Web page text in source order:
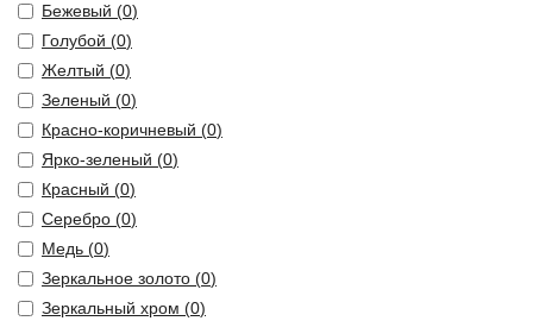
Бежевый (0)
Голубой (0)
Желтый (0)
Зеленый (0)
Красно-коричневый (0)
Ярко-зеленый (0)
Красный (0)
Серебро (0)
Медь (0)
Зеркальное золото (0)
Зеркальный хром (0)